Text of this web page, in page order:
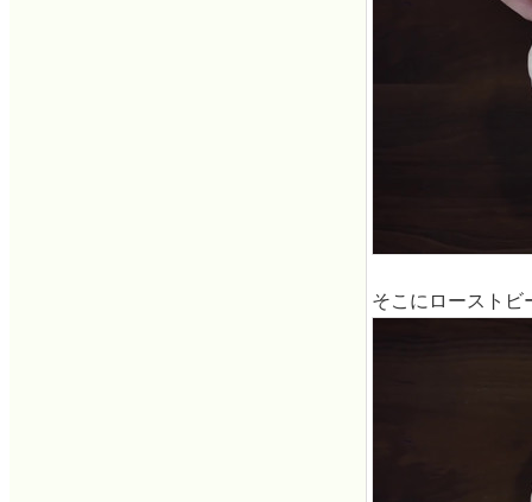
そこにローストビ